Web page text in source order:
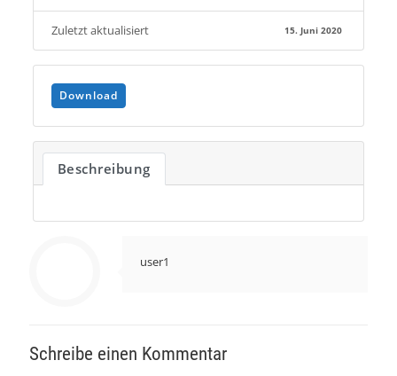
Zuletzt aktualisiert 15. Juni 2020
Download
Beschreibung
user1
Schreibe einen Kommentar